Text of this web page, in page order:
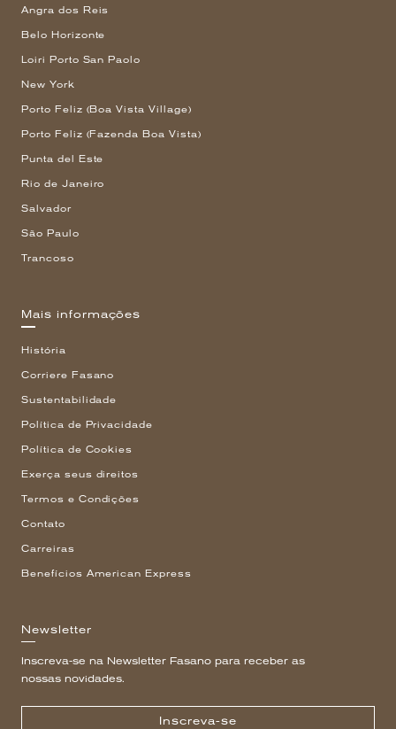
Angra dos Reis
Belo Horizonte
Loiri Porto San Paolo
New York
Porto Feliz (Boa Vista Village)
Porto Feliz (Fazenda Boa Vista)
Punta del Este
Rio de Janeiro
Salvador
São Paulo
Trancoso
Mais informações
História
Corriere Fasano
Sustentabilidade
Política de Privacidade
Política de Cookies
Exerça seus direitos
Termos e Condições
Contato
Carreiras
Benefícios American Express
Newsletter
Inscreva-se na Newsletter Fasano para receber as
nossas novidades.
Inscreva-se